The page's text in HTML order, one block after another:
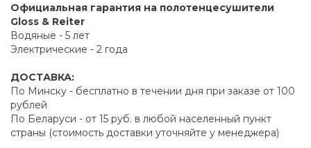
Официальная гарантия на полотенцесушители
Gloss & Reiter
Водяные - 5 лет
Электрические - 2 года
ДОСТАВКА:
По Минску - бесплатно в течении дня при заказе от 100
рублей
По Беларуси - от 15 руб. в любой населенный пункт
страны (стоимость доставки уточняйте у менеджера)